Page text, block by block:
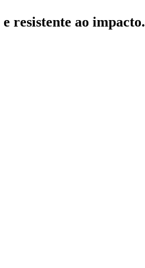
resistente ao impacto.